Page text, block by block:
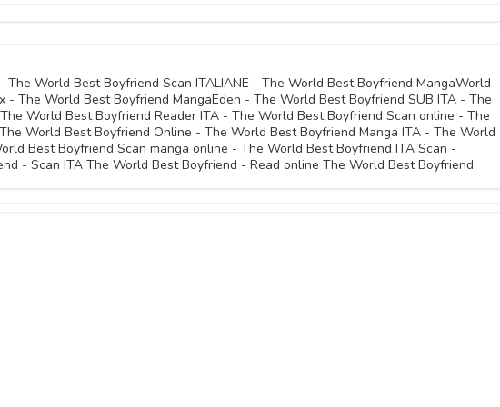
10 Ottobre 2020
10 Ottobre 2020
10 Ottobre 2020
10 Ottobre 2020
World Best Boyfriend Scan ITALIANE - The World Best Boyfriend MangaWorld -
- The World Best Boyfriend MangaEden - The World Best Boyfriend SUB ITA - The
World Best Boyfriend Reader ITA - The World Best Boyfriend Scan online - The
World Best Boyfriend Online - The World Best Boyfriend Manga ITA - The World
Best Boyfriend Scan manga online - The World Best Boyfriend ITA Scan -
- Scan ITA The World Best Boyfriend - Read online The World Best Boyfriend